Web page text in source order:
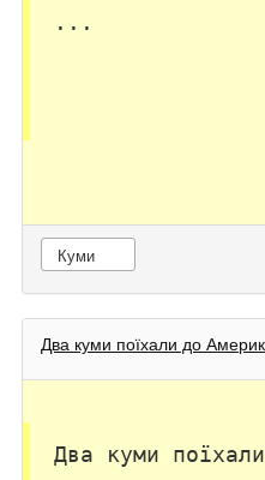
...
Куми
Два куми поїхали до
Два куми